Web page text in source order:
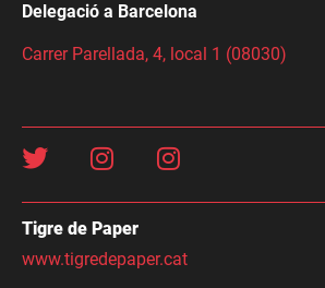
Delegació a Barcelona
Carrer Parellada, 4, local 1 (08030)
Tigre de Paper
www.tigredepaper.cat